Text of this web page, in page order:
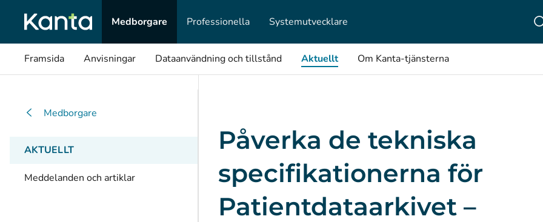
Medborgare
Professionella Systemutvecklare
Framsida Anvisningar Dataanvändning och tillstånd Aktuellt Om Kanta-tjänsterna
Medborgare
AKTUELLT
Meddelanden och artiklar
Påverka de tekniska
specifikationerna för
Patientdataarkivet –